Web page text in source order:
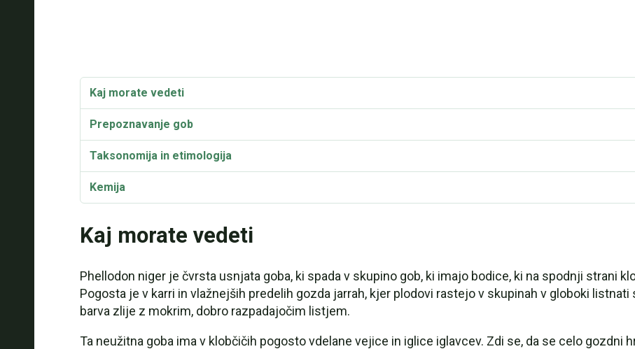
Kaj morate vedeti
Prepoznavanje gob
Taksonomija in etimologija
Kemija
Kaj morate vedeti
Phellodon niger je čvrsta usnjata goba, ki spada v skupino gob, ki imajo bodice, ki na spodnji strani
Pogosta je v karri in vlažnejših predelih gozda jarrah, kjer plodovi rastejo v skupinah v globoki
barva zlije z mokrim, dobro razpadajočim listjem.
Ta neužitna goba ima v klobčičih pogosto vdelane vejice in iglice iglavcev. Zdi se, da se celo gozdni